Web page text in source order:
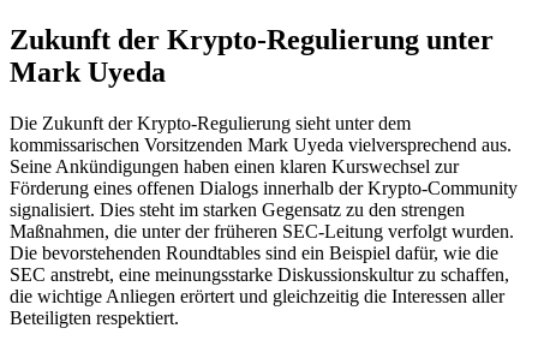
Zukunft der Krypto-Regulierung unter
Mark Uyeda
Die Zukunft der Krypto-Regulierung sieht unter dem
kommissarischen Vorsitzenden Mark Uyeda vielversprechend aus.
Seine Ankündigungen haben einen klaren Kurswechsel zur
Förderung eines offenen Dialogs innerhalb der Krypto-Community
signalisiert. Dies steht im starken Gegensatz zu den strengen
Maßnahmen, die unter der früheren SEC-Leitung verfolgt wurden.
Die bevorstehenden Roundtables sind ein Beispiel dafür, wie die
SEC anstrebt, eine meinungsstarke Diskussionskultur zu schaffen,
die wichtige Anliegen erörtert und gleichzeitig die Interessen aller
Beteiligten respektiert.